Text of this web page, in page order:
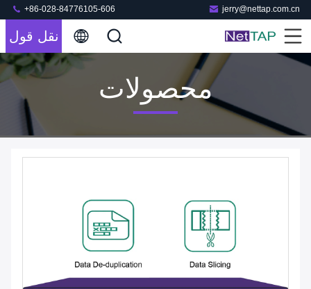
jerry@nettap.com.cn
+86-028-84776105-606
نقل قول
محصولات